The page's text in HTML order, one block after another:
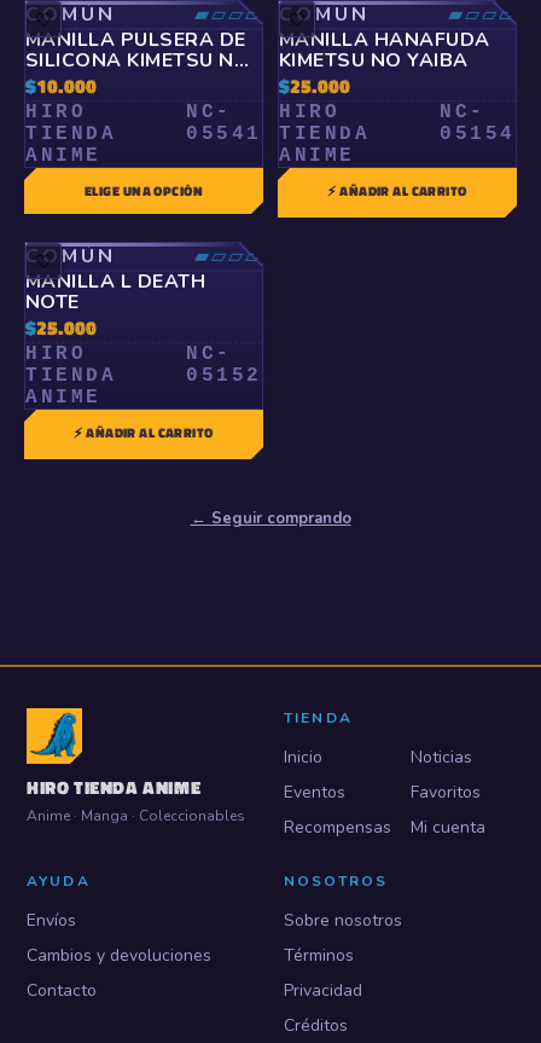
🤍
COMÚN
▰▱▱▱
MANILLA PULSERA DE
SILICONA KIMETSU NO
YAIBA
$10.000
HIRO
TIENDA
ANIME
NC-
05541
ELIGE UNA OPCIÓN
🤍
COMÚN
▰▱▱▱
MANILLA HANAFUDA
KIMETSU NO YAIBA
$25.000
HIRO
TIENDA
ANIME
NC-
05154
⚡ AÑADIR AL CARRITO
🤍
COMÚN
▰▱▱▱
MANILLA L DEATH
NOTE
$25.000
HIRO
TIENDA
ANIME
NC-
05152
⚡ AÑADIR AL CARRITO
← Seguir comprando
HIRO TIENDA ANIME
Anime · Manga · Coleccionables
TIENDA
Inicio
Noticias
Eventos
Favoritos
Recompensas
Mi cuenta
AYUDA
Envíos
Cambios y devoluciones
Contacto
NOSOTROS
Sobre nosotros
Términos
Privacidad
Créditos